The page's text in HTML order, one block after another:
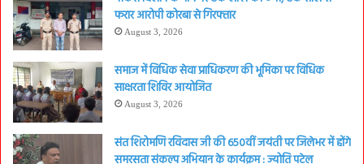
फरार आरोपी कोरबा से गिरफ्तार
August 3, 2026
समाज में विधिक सेवा प्राधिकरण की भूमिका पर विधिक
साक्षरता शिविर आयोजित
August 3, 2026
संत शिरोमणि रविदास जी की 650वीं जयंती पर जिलेभर में होंगे
समरसता संकल्प अभियान के कार्यक्रम : ज्योति पटेल